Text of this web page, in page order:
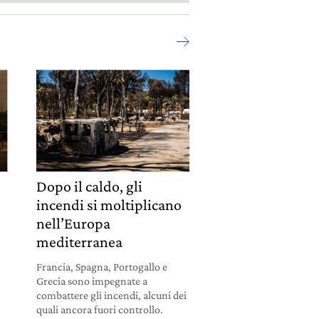
Dopo il caldo, gli
incendi si moltiplicano
nell’Europa
mediterranea
Francia, Spagna, Portogallo e
Grecia sono impegnate a
combattere gli incendi, alcuni dei
quali ancora fuori controllo.